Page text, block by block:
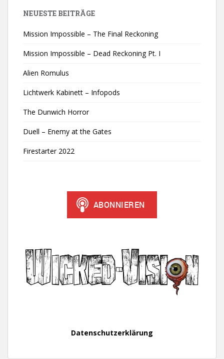
NEUESTE BEITRÄGE
Mission Impossible – The Final Reckoning
Mission Impossible – Dead Reckoning Pt. I
Alien Romulus
Lichtwerk Kabinett – Infopods
The Dunwich Horror
Duell – Enemy at the Gates
Firestarter 2022
Datenschutzerklärung